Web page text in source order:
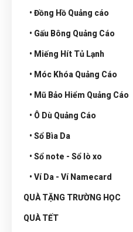
• Đồng Hồ Quảng cáo
• Gấu Bông Quảng Cáo
• Miếng Hít Tủ Lạnh
• Móc Khóa Quảng Cáo
• Mũ Bảo Hiểm Quảng Cáo
• Ô Dù Quảng Cáo
• Sổ Bìa Da
• Sổ note - Sổ lò xo
• Ví Da - Ví Namecard
QUÀ TẶNG TRƯỜNG HỌC
QUÀ TẾT